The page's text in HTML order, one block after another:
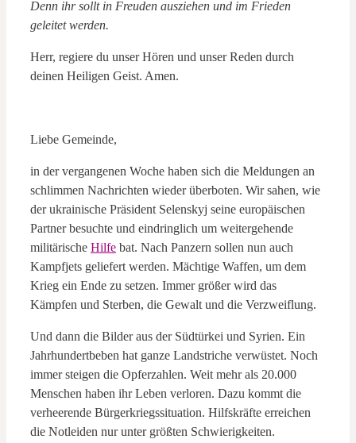
Denn ihr sollt in Freuden ausziehen und im Frieden
geleitet werden.
Herr, regiere du unser Hören und unser Reden durch
deinen Heiligen Geist. Amen.
Liebe Gemeinde,
in der vergangenen Woche haben sich die Meldungen an
schlimmen Nachrichten wieder überboten. Wir sahen, wie
der ukrainische Präsident Selenskyj seine europäischen
Partner besuchte und eindringlich um weitergehende
militärische Hilfe bat. Nach Panzern sollen nun auch
Kampfjets geliefert werden. Mächtige Waffen, um dem
Krieg ein Ende zu setzen. Immer größer wird das
Kämpfen und Sterben, die Gewalt und die Verzweiflung.
Und dann die Bilder aus der Südtürkei und Syrien. Ein
Jahrhundertbeben hat ganze Landstriche verwüstet. Noch
immer steigen die Opferzahlen. Weit mehr als 20.000
Menschen haben ihr Leben verloren. Dazu kommt die
verheerende Bürgerkriegssituation. Hilfskräfte erreichen
die Notleiden nur unter größten Schwierigkeiten.